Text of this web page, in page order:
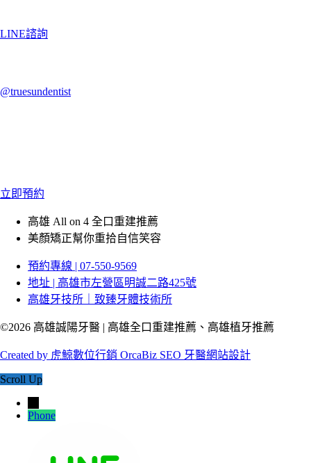
LINE諮詢
@truesundentist
立即預約
高雄 All on 4 全口重建推薦
美顏矯正幫你重拾自信笑容
預約專線 | 07-550-9569
地址 | 高雄市左營區明誠二路425號
高雄牙技所｜致臻牙體技術所
©2026 高雄誠陽牙醫 | 高雄全口重建推薦、高雄植牙推薦
Created by 虎鯨數位行銷 OrcaBiz SEO 牙醫網站設計
Scroll Up
Phone